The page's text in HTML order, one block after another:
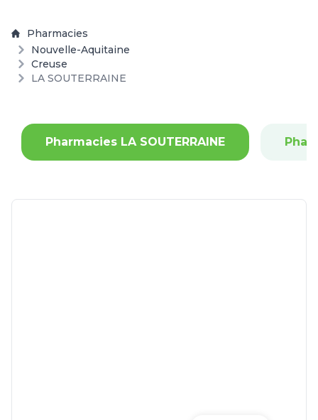
Pharmacies
Nouvelle-Aquitaine
Creuse
LA SOUTERRAINE
Pharmacies LA SOUTERRAINE